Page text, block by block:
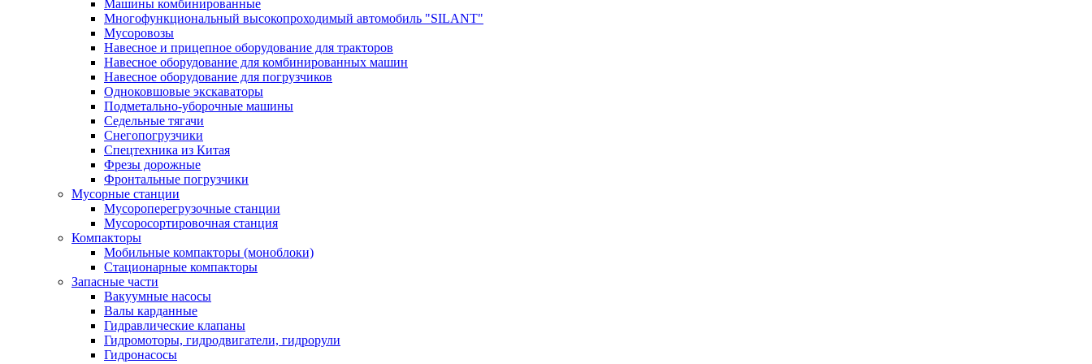
Машины комбинированные
Многофункциональный высокопроходимый автомобиль "SILANT"
Мусоровозы
Навесное и прицепное оборудование для тракторов
Навесное оборудование для комбинированных машин
Навесное оборудование для погрузчиков
Одноковшовые экскаваторы
Подметально-уборочные машины
Седельные тягачи
Снегопогрузчики
Спецтехника из Китая
Фрезы дорожные
Фронтальные погрузчики
Мусорные станции
Мусороперегрузочные станции
Мусоросортировочная станция
Компакторы
Мобильные компакторы (моноблоки)
Стационарные компакторы
Запасные части
Вакуумные насосы
Валы карданные
Гидравлические клапаны
Гидромоторы, гидродвигатели, гидрорули
Гидронасосы